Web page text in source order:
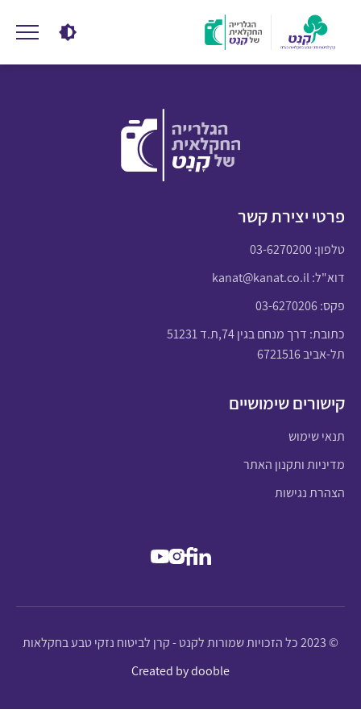
פרטי יצירת קשר
טלפון:03-6270200
דוא"ל:kanat@kanat.co.il
פקס: 03-6270206
כתובת: דרך מנחם בגין 74,ת.ד 51231
תל-אביב 6721516
קישורים שימושיים
תנאי שימוש
מדיניות ותקנון האתר
הצהרת נגישות
© 2023 כל הזכויות שמורות לקנט - קרן לביטוח נזקי טבע בחקלאות
Created by dooble